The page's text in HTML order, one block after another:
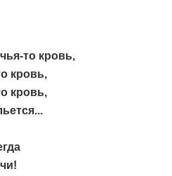
то кровь,
кровь,
кровь,